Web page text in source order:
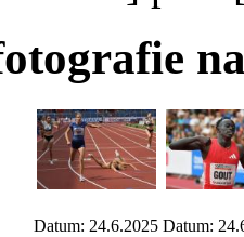
Datum: 24.6.2025 Datum: